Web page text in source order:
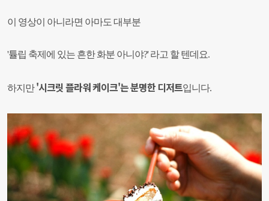
이 영상이 아니라면 아마도 대부분
'튤립 축제에 있는 흔한 화분 아니야?'라고 할 텐데요.
하지만'시크릿 플라워 케이크'는 분명한 디저트입니다.